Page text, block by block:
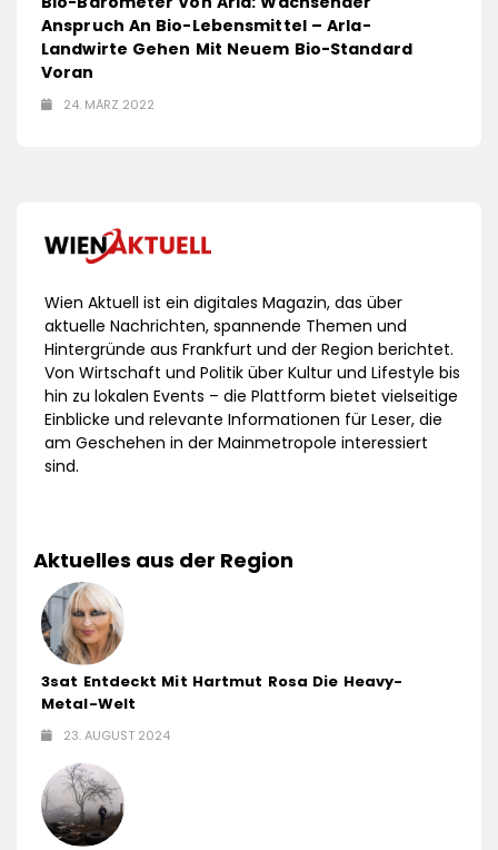
Anspruch An Bio-Lebensmittel – Arla-
Landwirte Gehen Mit Neuem Bio-Standard
Voran
24. MÄRZ 2022
Wien Aktuell ist ein digitales Magazin, das über
aktuelle Nachrichten, spannende Themen und
Hintergründe aus Frankfurt und der Region berichtet.
Von Wirtschaft und Politik über Kultur und Lifestyle bis
hin zu lokalen Events – die Plattform bietet vielseitige
Einblicke und relevante Informationen für Leser, die
am Geschehen in der Mainmetropole interessiert
sind.
Aktuelles aus der Region
3sat Entdeckt Mit Hartmut Rosa Die Heavy-
Metal-Welt
23. AUGUST 2024